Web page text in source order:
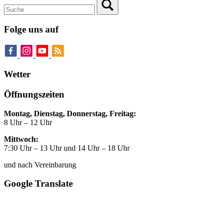
Folge uns auf
Wetter
Öffnungszeiten
Montag, Dienstag, Donnerstag, Freitag:
8 Uhr – 12 Uhr
Mittwoch:
7:30 Uhr – 13 Uhr und 14 Uhr – 18 Uhr
und nach Vereinbarung
Google Translate